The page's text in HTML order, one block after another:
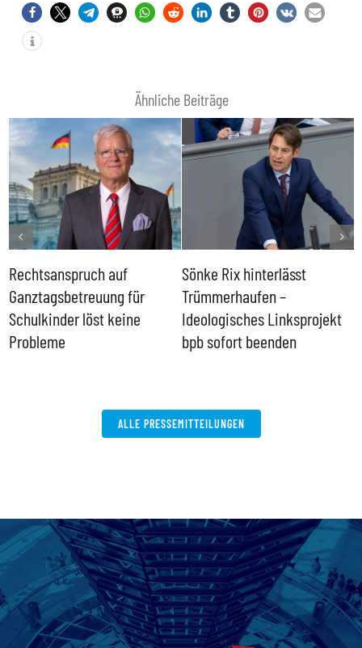
Ähnliche Beiträge
Rechtsanspruch auf
Ganztagsbetreuung für
Schulkinder löst keine
Probleme
Sönke Rix hinterlässt
Trümmerhaufen –
Ideologisches Linksprojekt
bpb sofort beenden
ALLE PRESSEMITTEILUNGEN